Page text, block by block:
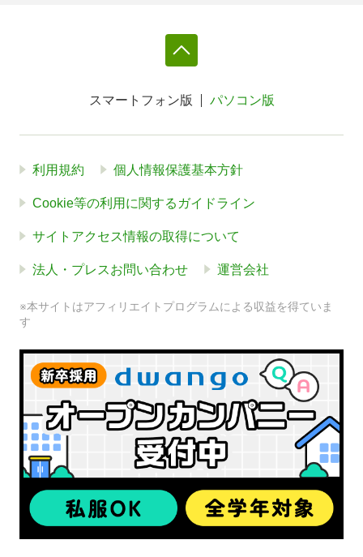
スマートフォン版 パソコン版
利用規約 個人情報保護基本方針
Cookie等の利用に関するガイドライン
サイトアクセス情報の取得について
法人・プレスお問い合わせ 運営会社
※本サイトはアフィリエイトプログラムによる収益を得ていま
す